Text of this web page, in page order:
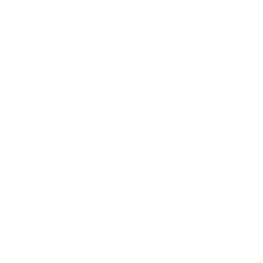
供させていただ
御機器販売店・
ようお願いしま
にご登録され
社の共同利用者
です。
ありません。
です。
ない年数を意
貨物等」とい
可)を取得する
これらの製造装
、取り引きをい